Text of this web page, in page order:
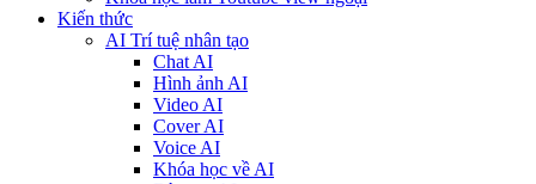
Kiến thức
AI Trí tuệ nhân tạo
Chat AI
Hình ảnh AI
Video AI
Cover AI
Voice AI
Khóa học về AI